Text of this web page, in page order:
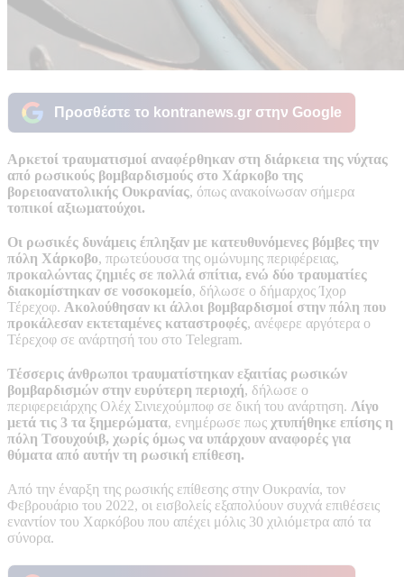
Προσθέστε το kontranews.gr στην Google
Αρκετοί τραυματισμοί αναφέρθηκαν στη διάρκεια της νύχτας
από ρωσικούς βομβαρδισμούς στο Χάρκοβο της
βορειοανατολικής Ουκρανίας, όπως ανακοίνωσαν σήμερα
τοπικοί αξιωματούχοι.
Οι ρωσικές δυνάμεις έπληξαν με κατευθυνόμενες βόμβες την
πόλη Χάρκοβο, πρωτεύουσα της ομώνυμης περιφέρειας,
προκαλώντας ζημιές σε πολλά σπίτια, ενώ δύο τραυματίες
διακομίστηκαν σε νοσοκομείο, δήλωσε ο δήμαρχος Ίχορ
Τέρεχοφ. Ακολούθησαν κι άλλοι βομβαρδισμοί στην πόλη που
προκάλεσαν εκτεταμένες καταστροφές, ανέφερε αργότερα ο
Τέρεχοφ σε ανάρτησή του στο Telegram.
Τέσσερις άνθρωποι τραυματίστηκαν εξαιτίας ρωσικών
βομβαρδισμών στην ευρύτερη περιοχή, δήλωσε ο
περιφερειάρχης Ολέχ Σινιεχούμποφ σε δική του ανάρτηση. Λίγο
μετά τις 3 τα ξημερώματα, ενημέρωσε πως χτυπήθηκε επίσης η
πόλη Τσουχούιβ, χωρίς όμως να υπάρχουν αναφορές για
θύματα από αυτήν τη ρωσική επίθεση.
Από την έναρξη της ρωσικής επίθεσης στην Ουκρανία, τον
Φεβρουάριο του 2022, οι εισβολείς εξαπολύουν συχνά επιθέσεις
εναντίον του Χαρκόβου που απέχει μόλις 30 χιλιόμετρα από τα
σύνορα.